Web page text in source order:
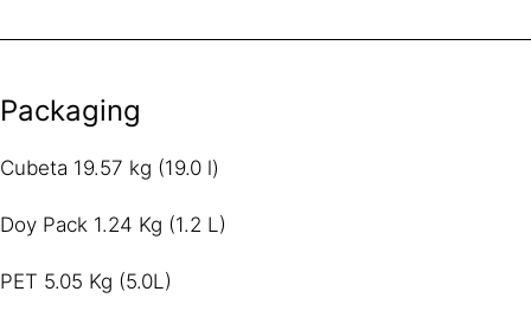
Packaging
Cubeta 19.57 kg (19.0 l)
Doy Pack 1.24 Kg (1.2 L)
PET 5.05 Kg (5.0L)